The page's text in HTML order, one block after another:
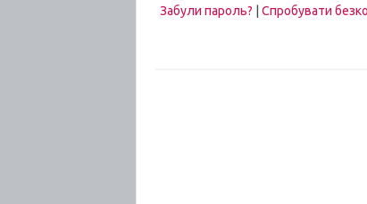
Забули пароль?
Спробувати